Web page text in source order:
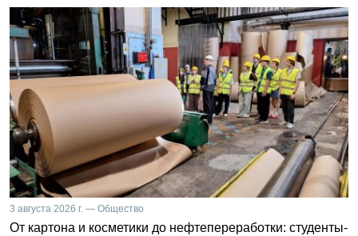
3 августа 2026 г. — Общество
От картона и косметики до нефтепереработки: студенты-